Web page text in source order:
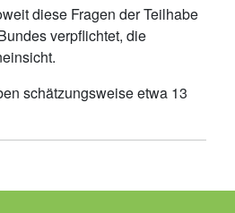
diese Fragen der Teilhabe
verpflichtet, die
schätzungsweise etwa 13